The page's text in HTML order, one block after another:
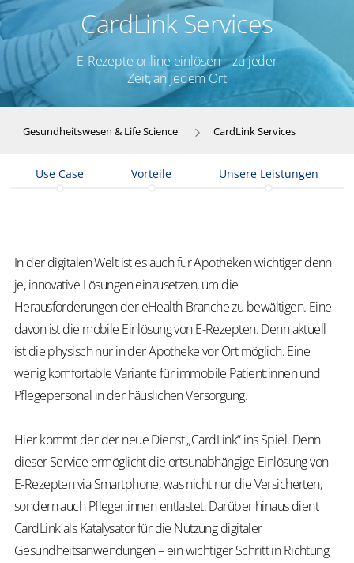
Karriere
Blog
CardLink Services
E-Rezepte online einlösen – zu jeder
Zeit, an jedem Ort
Gesundheitswesen & Life Science CardLink Services
Use Case Vorteile Unsere Leistungen
In der digitalen Welt ist es auch für Apotheken wichtiger denn
je, innovative Lösungen einzusetzen, um die
Herausforderungen der eHealth-Branche zu bewältigen. Eine
davon ist die mobile Einlösung von E-Rezepten. Denn aktuell
ist die physisch nur in der Apotheke vor Ort möglich. Eine
wenig komfortable Variante für immobile Patient:innen und
Pflegepersonal in der häuslichen Versorgung.
Hier kommt der der neue Dienst „CardLink“ ins Spiel. Denn
dieser Service ermöglicht die ortsunabhängige Einlösung von
E-Rezepten via Smartphone, was nicht nur die Versicherten,
sondern auch Pfleger:innen entlastet. Darüber hinaus dient
CardLink als Katalysator für die Nutzung digitaler
Gesundheitsanwendungen – ein wichtiger Schritt in Richtung